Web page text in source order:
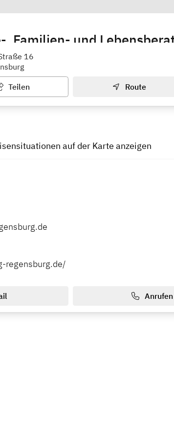
, Familien- und
16
Teilen Route
auf der Karte anzeigen
regensburg.de/
Anrufen